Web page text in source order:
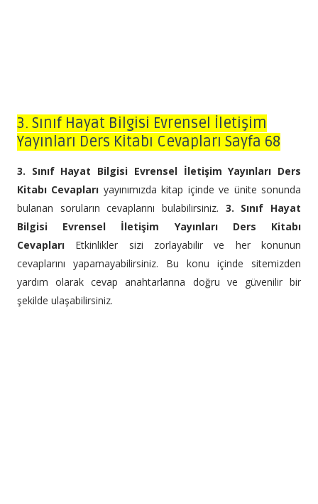
3. Sınıf Hayat Bilgisi Evrensel İletişim
Yayınları Ders Kitabı Cevapları Sayfa 68
3. Sınıf Hayat Bilgisi Evrensel İletişim Yayınları Ders
Kitabı Cevapları yayınımızda kitap içinde ve ünite sonunda
bulanan soruların cevaplarını bulabilirsiniz. 3. Sınıf Hayat
Bilgisi Evrensel İletişim Yayınları Ders Kitabı
CevaplarıEtkinlikler sizi zorlayabilir ve her konunun
cevaplarını yapamayabilirsiniz. Bu konu içinde sitemizden
yardım olarak cevap anahtarlarına doğru ve güvenilir bir
şekilde ulaşabilirsiniz.